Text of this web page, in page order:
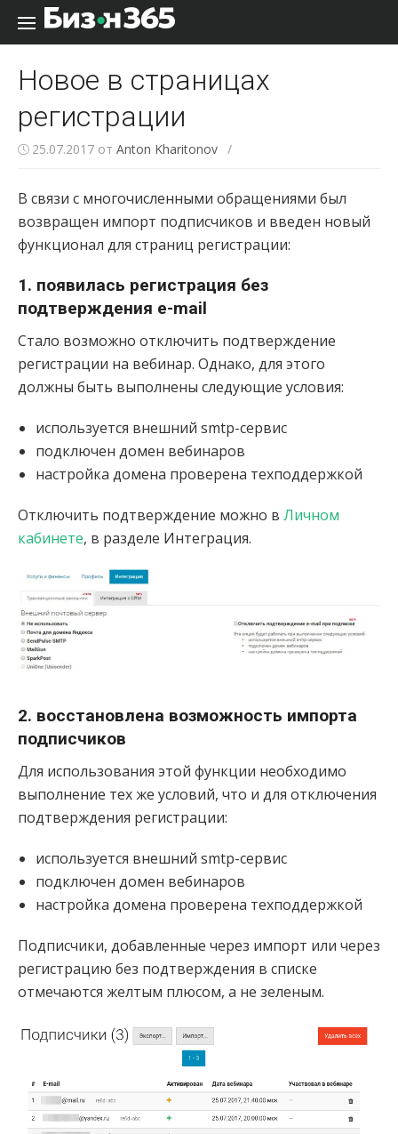
Перейти к содержанию
Новое в страницах
регистрации
25.07.2017 от Anton Kharitonov /
В связи с многочисленными обращениями был
возвращен импорт подписчиков и введен новый
функционал для страниц регистрации:
1. появилась регистрация без
подтверждения e-mail
Стало возможно отключить подтверждение
регистрации на вебинар. Однако, для этого
должны быть выполнены следующие условия:
используется внешний smtp-сервис
подключен домен вебинаров
настройка домена проверена техподдержкой
Отключить подтверждение можно в Личном
кабинете, в разделе Интеграция.
2. восстановлена возможность импорта
подписчиков
Для использования этой функции необходимо
выполнение тех же условий, что и для отключения
подтверждения регистрации:
используется внешний smtp-сервис
подключен домен вебинаров
настройка домена проверена техподдержкой
Подписчики, добавленные через импорт или через
регистрацию без подтверждения в списке
отмечаются желтым плюсом, а не зеленым.